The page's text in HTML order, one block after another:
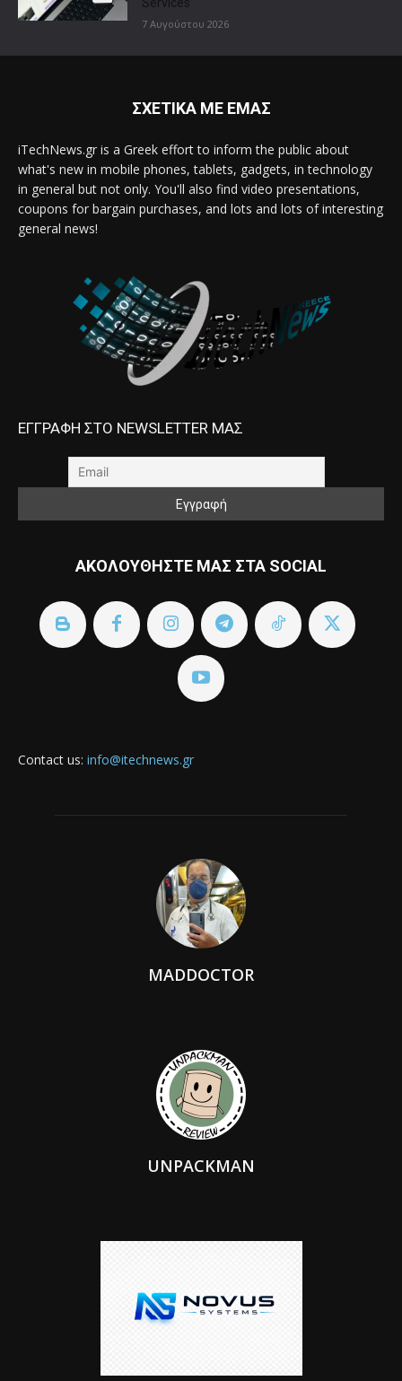
7 Αυγούστου 2026
ΣΧΕΤΙΚΑ ΜΕ ΕΜΑΣ
iTechNews.gr is a Greek effort to inform the public about
what's new in mobile phones, tablets, gadgets, in technology
in general but not only. You'll also find video presentations,
coupons for bargain purchases, and lots and lots of interesting
general news!
ΕΓΓΡΑΦΗ ΣΤΟ NEWSLETTER ΜΑΣ
ΑΚΟΛΟΥΘΗΣΤΕ ΜΑΣ ΣΤΑ SOCIAL
Contact us: info@itechnews.gr
MADDOCTOR
UNPACKMAN